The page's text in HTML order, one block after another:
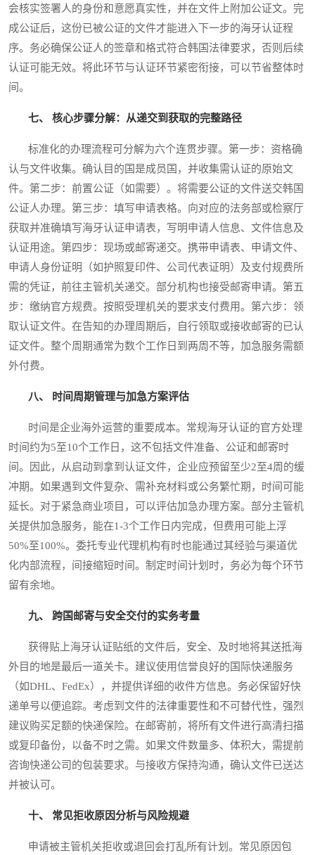
会核实签署人的身份和意愿真实性，并在文件上附加公证文。完
成公证后，这份已被公证的文件才能进入下一步的海牙认证程
序。务必确保公证人的签章和格式符合韩国法律要求，否则后续
认证可能无效。将此环节与认证环节紧密衔接，可以节省整体时
间。
七、 核心步骤分解：从递交到获取的完整路径
标准化的办理流程可分解为六个连贯步骤。第一步：资格确
认与文件收集。确认目的国是成员国，并收集需认证的原始文
件。第二步：前置公证（如需要）。将需要公证的文件送交韩国
公证人办理。第三步：填写申请表格。向对应的法务部或检察厅
获取并准确填写海牙认证申请表，写明申请人信息、文件信息及
认证用途。第四步：现场或邮寄递交。携带申请表、申请文件、
申请人身份证明（如护照复印件、公司代表证明）及支付规费所
需的凭证，前往主管机关递交。部分机构也接受邮寄申请。第五
步：缴纳官方规费。按照受理机关的要求支付费用。第六步：领
取认证文件。在告知的办理周期后，自行领取或接收邮寄的已认
证文件。整个周期通常为数个工作日到两周不等，加急服务需额
外付费。
八、 时间周期管理与加急方案评估
时间是企业海外运营的重要成本。常规海牙认证的官方处理
时间约为5至10个工作日，这不包括文件准备、公证和邮寄时
间。因此，从启动到拿到认证文件，企业应预留至少2至4周的缓
冲期。如果遇到文件复杂、需补充材料或公务繁忙期，时间可能
延长。对于紧急商业项目，可以评估加急办理方案。部分主管机
关提供加急服务，能在1-3个工作日内完成，但费用可能上浮
50%至100%。委托专业代理机构有时也能通过其经验与渠道优
化内部流程，间接缩短时间。制定时间计划时，务必为每个环节
留有余地。
九、 跨国邮寄与安全交付的实务考量
获得贴上海牙认证贴纸的文件后，安全、及时地将其送抵海
外目的地是最后一道关卡。建议使用信誉良好的国际快递服务
（如DHL、FedEx），并提供详细的收件方信息。务必保留好快
递单号以便追踪。考虑到文件的法律重要性和不可替代性，强烈
建议购买足额的快递保险。在邮寄前，将所有文件进行高清扫描
或复印备份，以备不时之需。如果文件数量多、体积大，需提前
咨询快递公司的包装要求。与接收方保持沟通，确认文件已送达
并被认可。
十、 常见拒收原因分析与风险规避
申请被主管机关拒收或退回会打乱所有计划。常见原因包